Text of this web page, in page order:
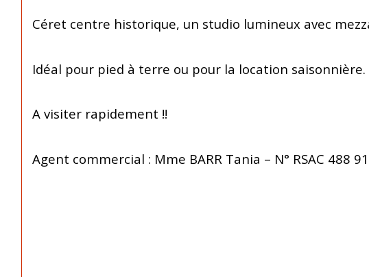
Céret centre historique, un studio lumineux avec
Idéal pour pied à terre ou pour la location saisonnière.
A visiter rapidement !!
Agent commercial : Mme BARR Tania – N° RSAC 488